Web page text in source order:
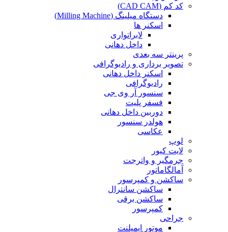
کد کم (CAD CAM)
دستگاه میلینگ (Milling Machine)
اسکنر ها
لابراتواری
داخل دهانی
پرینتر سه بعدی
تصویر برداری و رادیوگرافی
اسکنر داخل دهانی
رادیوگرافی
سنسور آر وی جی
فسفر پلیت
دوربین داخل دهانی
هولدر سنسور
عکاسی
لوپ
لایت کیور
جرمگیر و واترجت
آمالگاماتور
ساکشن و کمپرسور
ساکشن سانترال
ساکشن برقی
کمپرسور
جراحی
موتور ایمپلنت